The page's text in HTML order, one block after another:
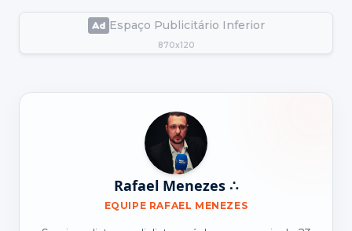
Espaço Publicitário Inferior
870x120
Rafael Menezes ∴
EQUIPE RAFAEL MENEZES